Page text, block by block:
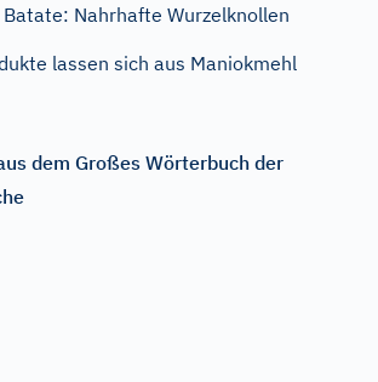
Nahrhafte Wurzelknollen
lassen sich aus Maniokmehl
dem Großes Wörterbuch der